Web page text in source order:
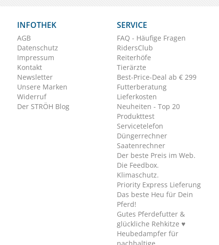
INFOTHEK
AGB
Datenschutz
Impressum
Kontakt
Newsletter
Unsere Marken
Widerruf
Der STRÖH Blog
SERVICE
FAQ - Häufige Fragen
RidersClub
Reiterhöfe
Tierärzte
Best-Price-Deal ab € 299
Futterberatung
Lieferkosten
Neuheiten - Top 20
Produkttest
Servicetelefon
Düngerrechner
Saatenrechner
Der beste Preis im Web.
Die Feedbox.
Klimaschutz.
Priority Express Lieferung
Das beste Heu für Dein
Pferd!
Gutes Pferdefutter &
glückliche Rehkitze ♥
Heubedampfer für